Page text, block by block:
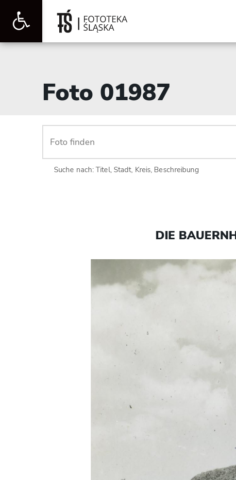
Werkzeugleiste
Foto 01987
Suche nach: Titel, Stadt, Kreis, Beschreibung
DIE